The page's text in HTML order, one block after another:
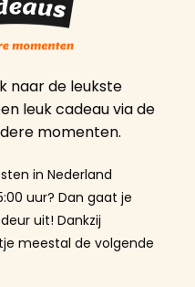
naar de leukste
leuk cadeau via de
momenten.
in Nederland
uur? Dan gaat je
uit! Dankzij
meestal de volgende